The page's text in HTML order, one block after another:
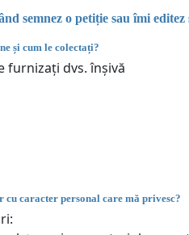
semnez o petiție sau îmi editez
și cum le colectați?
furnizați dvs. înșivă
caracter personal care mă privesc?